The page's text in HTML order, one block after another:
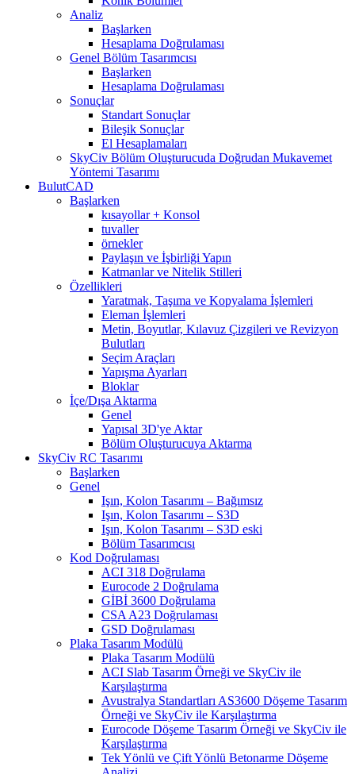
Analiz
Başlarken
Hesaplama Doğrulaması
Genel Bölüm Tasarımcısı
Başlarken
Hesaplama Doğrulaması
Sonuçlar
Standart Sonuçlar
Bileşik Sonuçlar
El Hesaplamaları
SkyCiv Bölüm Oluşturucuda Doğrudan Mukavemet
Yöntemi Tasarımı
BulutCAD
Başlarken
kısayollar + Konsol
tuvaller
örnekler
Paylaşın ve İşbirliği Yapın
Katmanlar ve Nitelik Stilleri
Özellikleri
Yaratmak, Taşıma ve Kopyalama İşlemleri
Eleman İşlemleri
Metin, Boyutlar, Kılavuz Çizgileri ve Revizyon
Bulutları
Seçim Araçları
Yapışma Ayarları
Bloklar
İçe/Dışa Aktarma
Genel
Yapısal 3D'ye Aktar
Bölüm Oluşturucuya Aktarma
SkyCiv RC Tasarımı
Başlarken
Genel
Işın, Kolon Tasarımı – Bağımsız
Işın, Kolon Tasarımı – S3D
Işın, Kolon Tasarımı – S3D eski
Bölüm Tasarımcısı
Kod Doğrulaması
ACI 318 Doğrulama
Eurocode 2 Doğrulama
GİBİ 3600 Doğrulama
CSA A23 Doğrulaması
GSD Doğrulaması
Plaka Tasarım Modülü
Plaka Tasarım Modülü
ACI Slab Tasarım Örneği ve SkyCiv ile
Karşılaştırma
Avustralya Standartları AS3600 Döşeme Tasarım
Örneği ve SkyCiv ile Karşılaştırma
Eurocode Döşeme Tasarım Örneği ve SkyCiv ile
Karşılaştırma
Tek Yönlü ve Çift Yönlü Betonarme Döşeme